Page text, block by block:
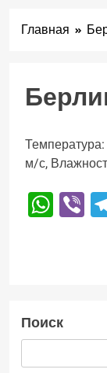
Главная
м/с,
Поиск